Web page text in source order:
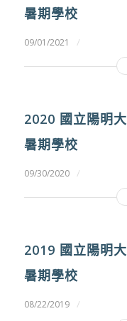
暑期學校
09/01/2021 /
2020 國立陽明
暑期學校
09/30/2020 /
2019 國立陽明
暑期學校
08/22/2019 /